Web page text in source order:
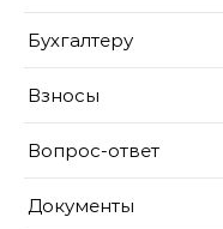
Бухгалтеру
Взносы
Вопрос-ответ
Документы